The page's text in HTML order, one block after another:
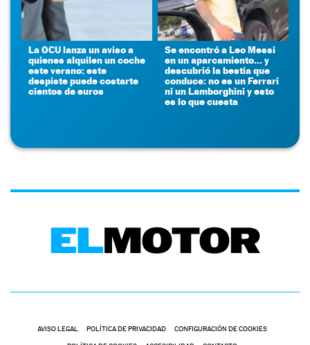
La OCU lanza un aviso a
quienes alquilen un coche
este verano: este
despiste puede costarte
cientos de euros
Se encontró a Leo Messi
en un aparcamiento... y
descubrió la bestia que
conduce: no es un Ferrari
ni un Lamborghini y esto
es lo que cuesta
AVISO LEGAL POLÍTICA DE PRIVACIDAD CONFIGURACIÓN DE COOKIES